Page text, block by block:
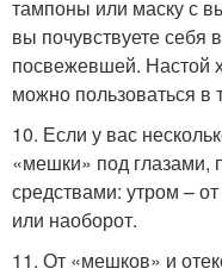
тампоны или маску с
вы почувствуете себя
посвежевшей. Настой
можно пользоваться в
10. Если у вас
«мешки» под глазами,
средствами: утром –
или наоборот.
11. От «мешков» и